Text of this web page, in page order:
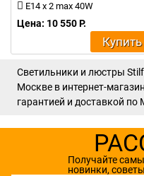
E14 x 2 max 40W
Цена: 10 550 Р.
Купить
Светильники и люстры
Москве в интернет-
гарантией и доставкой по
Получайте
новинки,